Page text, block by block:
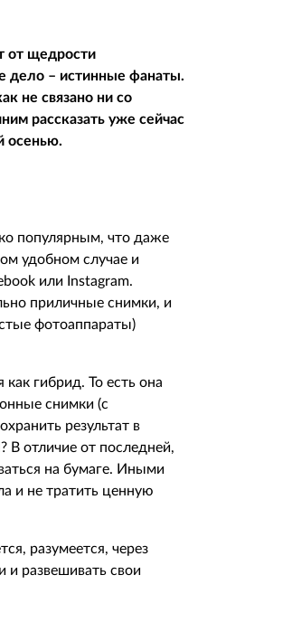
от щедрости
дело – истинные фанаты.
не связано ни со
рассказать уже сейчас
осенью.
популярным, что даже
удобном случае и
или Instagram.
приличные снимки, и
фотоаппараты)
гибрид. То есть она
снимки (с
результат в
В отличие от последней,
на бумаге. Иными
и не тратить ценную
разумеется, через
и развешивать свои